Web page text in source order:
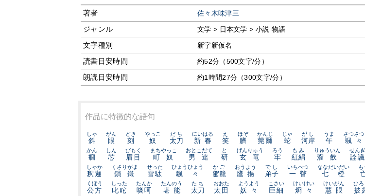
著者 佐々木味津三
ジャンル 文学 > 日本文学 > 小説 物語
文字種別 新字新仮名
読書目安時間 約52分（500文字/分）
朗読目安時間 約1時間27分（300文字/分）
作品に特徴的な語句
斜
しゃ
眼
がん
刻
どき
奴
やっこ
太刀
だち
新春
にいはる
笑
え
臍
ほぞ
莞爾
かんじ
蛇
じゃ
河岸
がし
午
うま
颯々
さつさつ
癇
かん
芯
しん
眉目
びもく
町奴
まちやっこ
男達
おとこだて
研
と
玄竜
げんりゅう
牢
ろう
紅絹
もみ
溜飲
りゅういん
詮議
せんぎ
釈迦
しゃか
鎖鎌
くさりがま
雪駄
せった
飄々
ひょうひょう
駕籠
かご
鷹揚
おうよう
弟子
でし
一瞥
いちべつ
七橙
ななだいだい も
公方
くぼう
叱咜
しった
啖呵
たんか
堪能
たんのう
太刀
たち
太田
おおた
妖々
ようよう
巨細
こさい
烱々
けいけい
慧眼
けいがん
披
ひろ